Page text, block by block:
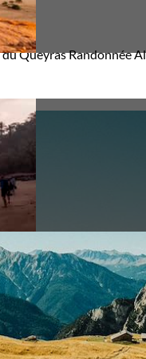
du QueyrasRandonnée